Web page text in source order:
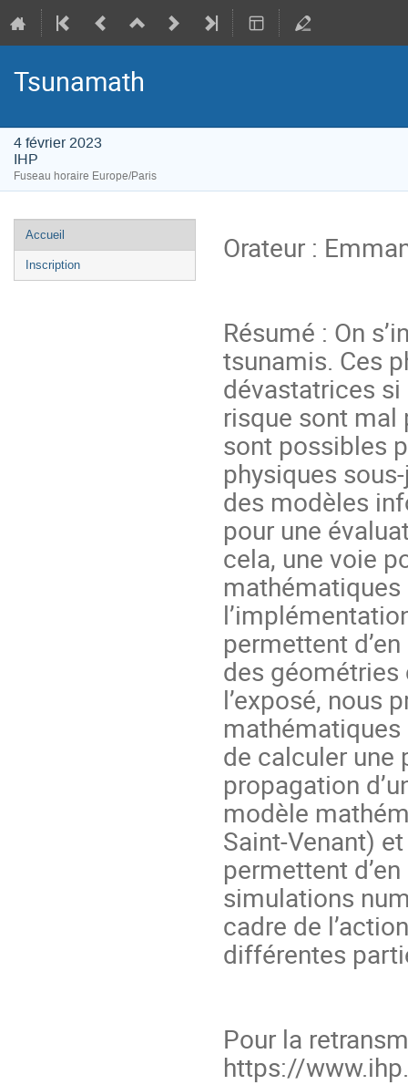
Tsunamath
4 février 2023
IHP
Fuseau horaire Europe/Paris
Menu
de
l'événement
Accueil
Inscription
Orateur :
Résumé : On
tsunamis. Ces
dévastatrices
risque sont mal
sont possibles
physiques
des modèles
pour une
cela, une voie
mathématiques
permettent
des
l’exposé, nous
de calculer une
propagation
modèle
Saint-Venant)
permettent
simulations
cadre de
différentes
Pour la
https://